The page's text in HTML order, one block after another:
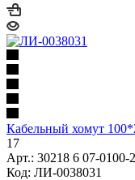
Кабельный хомут
17
Арт.: 30218 6 07-0100-
Код: ЛИ-0038031